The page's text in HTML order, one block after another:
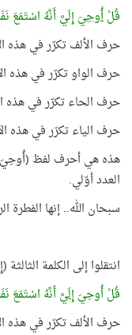
قُلْأُوحِيَإِلَيَّ أَنَّهُ اسْتَمَعَ
حرف الألف تكرّر في هذه
حرف الواو تكرّر في هذه
حرف الحاء تكرّر في هذه
حرف الياء تكرّر في هذه
العدد أوّلي.
سبحان الله.. إنها
انتقلوا إلى الكلمة الثالثة
قُلْ أُوحِيَإِلَيَّأَنَّهُ اسْتَمَعَ
حرف الألف تكرّر في هذه